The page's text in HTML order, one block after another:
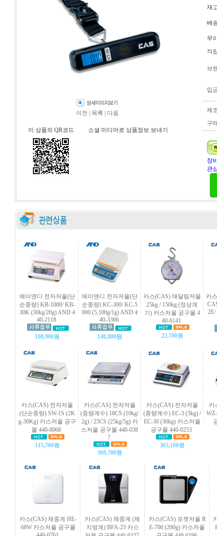
이전 목록 다음
이 상품의 QR코드 소셜 미디어로 상품정보 보내기
재
배
무
적
브
입
제
구
장
관
에이앤디 전자저울(단
순중량) KB-1000/ KB-
30K (30kg/20g) AND 4
40-2118
100,900원
에이앤디 전자저울(단
순중량) KC-300/ KC-5
000 (5,100g/1g) AND 4
40-3366
140,800원
카스(CAS) 매달림저울
25kg / 150kg (정상계
기) 카스저울 공구몰 4
40-6141
22,700원
카
카스(CAS) 전자저울
(단순중량) SW-1S (2K
g-30Kg) 카스저울 공구
몰 440-0068
115,700원
카스(CAS) 전자저울
(중량계수) 10CS (10kg/
2g) / 25CS (25kg/5g) 카
스저울 공구몰 440-038
7
369,700원
카스(CAS) 전자저울
(중량계수) EC-3 (3kg) /
EC-30 (30kg) 카스저울
공구몰 440-0253
365,100원
카
카스(CAS) 체중계 HE-
68W 카스저울 공구몰
카스(CAS) 체중계 (체
지방계) BFA-23 카스
카스(CAS) 포켓저울 R
E-700 (200g) 카스저울